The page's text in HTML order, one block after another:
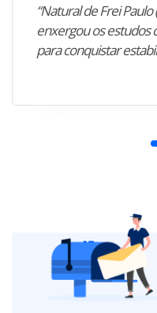
“Natural de Frei Paulo
enxergou os estudos
para conquistar